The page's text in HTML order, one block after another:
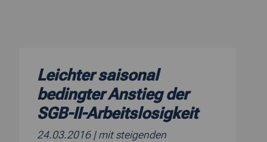
Leichter saisonal
bedingter Anstieg der
SGB-II-Arbeitslosigkeit
24.03.2016 | mit steigenden